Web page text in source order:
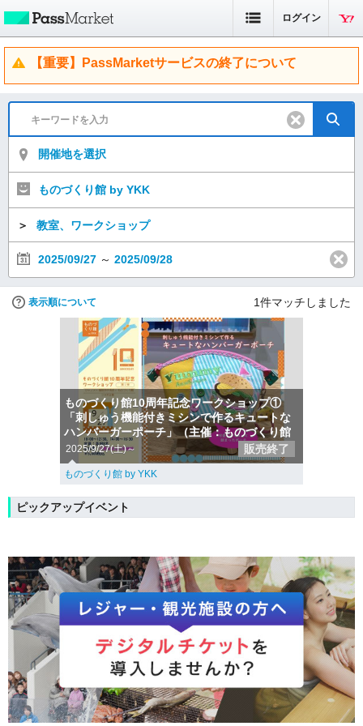
ログイン
【重要】PassMarketサービスの終了について
開催地を選択
ものづくり館 by YKK
＞ 教室、ワークショップ
2025/09/27 ～ 2025/09/28
表示順について 1件マッチしました
ものづくり館10周年記念ワークショップ①
「刺しゅう機能付きミシンで作るキュートな
ハンバーガーポーチ」（主催：ものづくり館
2025/9/27(土)～ 販売終了
ものづくり館 by YKK
ピックアップイベント